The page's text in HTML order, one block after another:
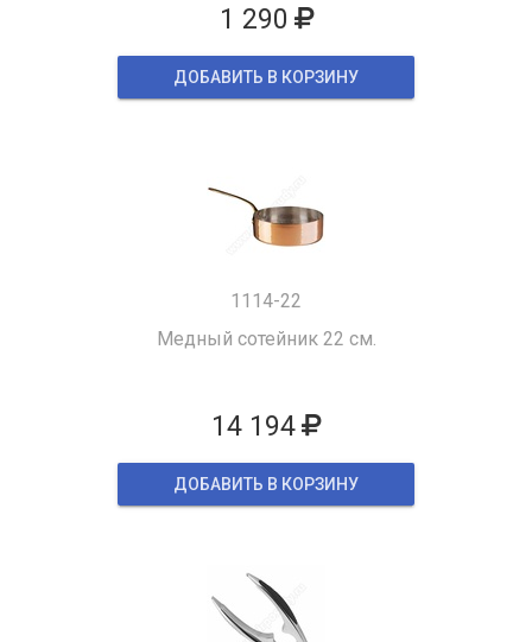
1 290
ДОБАВИТЬ В КОРЗИНУ
1114-22
Медный сотейник 22 см.
14 194
ДОБАВИТЬ В КОРЗИНУ